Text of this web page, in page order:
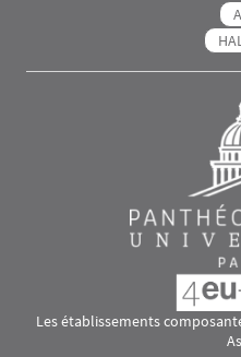
Les établissements